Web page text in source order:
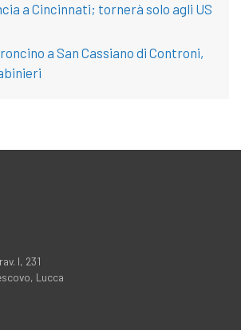
a Cincinnati; tornerà solo agli US
a San Cassiano di Controni,
I, 231
Lucca